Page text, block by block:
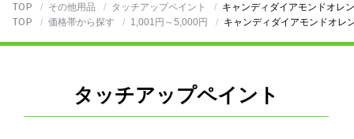
TOP その他用品 タッチアップペイント キャンディダイアモンドオレ
TOP 価格帯から探す 1,001円～5,000円 キャンディダイアモンドオレ
タッチアップペイント